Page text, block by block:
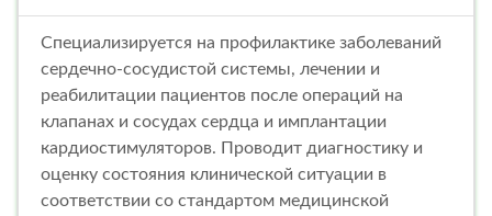
Специализируется на профилактике заболеваний
сердечно-сосудистой системы, лечении и
реабилитации пациентов после операций на
клапанах и сосудах сердца и имплантации
кардиостимуляторов. Проводит диагностику и
оценку состояния клинической ситуации в
соответствии со стандартом медицинской